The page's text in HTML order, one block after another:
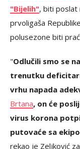
"Bijelih", biti poslat
prvoligaša
polusezone biti
"Odlučili smo se
trenutku
vrhu napada
Brtana, on će
virus korona
putovaće sa
rekao je Zeljković